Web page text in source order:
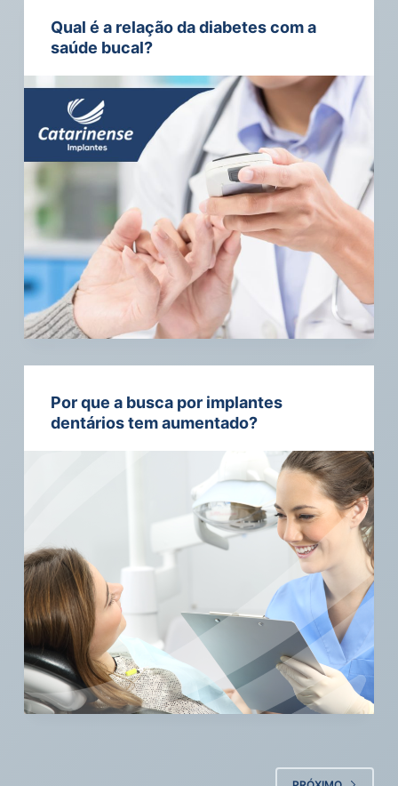
Qual é a relação da diabetes com a
saúde bucal?
Por que a busca por implantes
dentários tem aumentado?